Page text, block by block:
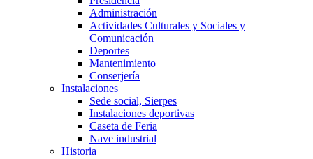
Administración
Actividades Culturales y Sociales y
Comunicación
Deportes
Mantenimiento
Conserjería
Instalaciones
Sede social, Sierpes
Instalaciones deportivas
Caseta de Feria
Nave industrial
Historia